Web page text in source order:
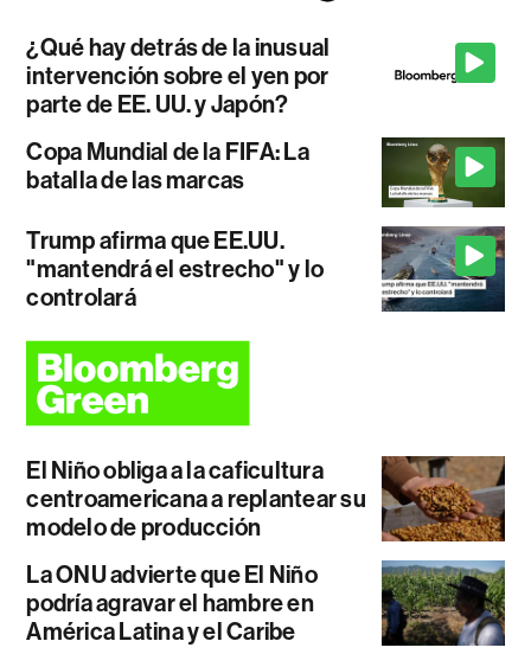
¿Qué hay detrás de la inusual
intervención sobre el yen por
parte de EE. UU. y Japón?
Copa Mundial de la FIFA: La
batalla de las marcas
Trump afirma que EE.UU.
"mantendrá el estrecho" y lo
controlará
El Niño obliga a la caficultura
centroamericana a replantear su
modelo de producción
La ONU advierte que El Niño
podría agravar el hambre en
América Latina y el Caribe